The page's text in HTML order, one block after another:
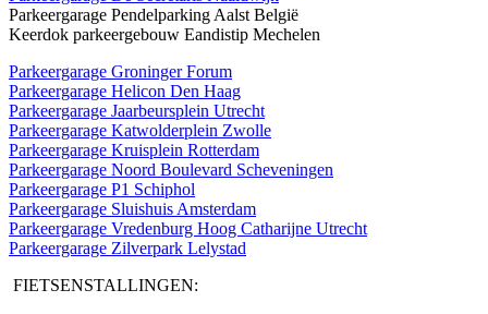
Parkeergarage Pendelparking Aalst België
Keerdok parkeergebouw Eandistip Mechelen
Parkeergarage Groninger Forum
Parkeergarage Helicon Den Haag
Parkeergarage Jaarbeursplein Utrecht
Parkeergarage Katwolderplein Zwolle
Parkeergarage Kruisplein Rotterdam
Parkeergarage Noord Boulevard Scheveningen
Parkeergarage P1 Schiphol
Parkeergarage Sluishuis Amsterdam
Parkeergarage Vredenburg Hoog Catharijne Utrecht
Parkeergarage Zilverpark Lelystad
FIETSENSTALLINGEN: